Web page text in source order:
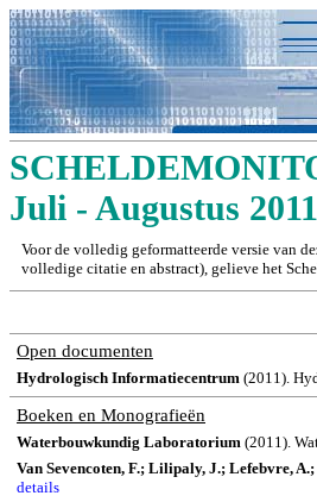
Juli - Augustus 2011
Voor de volledig geformatteerde versie van
volledige citatie en abstract), gelieve het
Open documenten
Hydrologisch Informatiecentrum (2011).
Boeken en Monografieën
Waterbouwkundig Laboratorium (2011).
Van Sevencoten, F.; Lilipaly, J.; Lefebvre,
details